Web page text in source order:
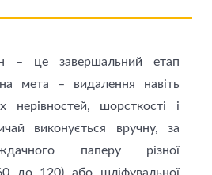
– це завершальний етап
мета – видалення навіть
нерівностей, шорсткості і
виконується вручну, за
паперу різної